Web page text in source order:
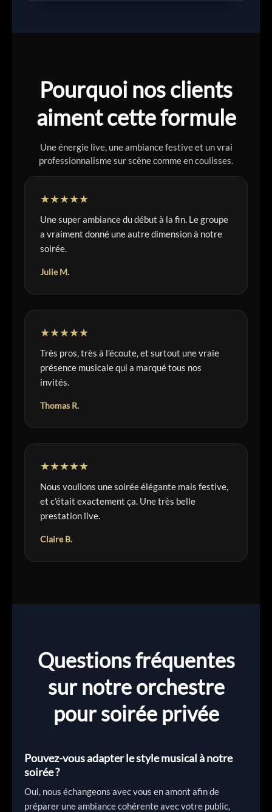
Pourquoi nos clients
aiment cette formule
Une énergie live, une ambiance festive et un vrai
professionnalisme sur scène comme en coulisses.
★★★★★
Une super ambiance du début à la fin. Le groupe
a vraiment donné une autre dimension à notre
soirée.
Julie M.
★★★★★
Très pros, très à l’écoute, et surtout une vraie
présence musicale qui a marqué tous nos
invités.
Thomas R.
★★★★★
Nous voulions une soirée élégante mais festive,
et c’était exactement ça. Une très belle
prestation live.
Claire B.
Questions fréquentes
sur notre orchestre
pour soirée privée
Pouvez-vous adapter le style musical à notre
soirée ?
Oui, nous échangeons avec vous en amont afin de
préparer une ambiance cohérente avec votre public,